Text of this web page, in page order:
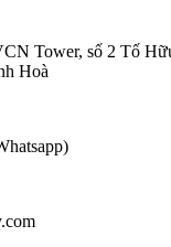
Tower, số 2 Tố
Hoà